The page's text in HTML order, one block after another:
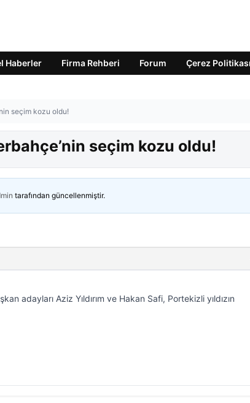
Haberler Firma Rehberi Forum Çerez Politikası
seçim kozu oldu!
seçim kozu oldu!
tarafından güncellenmiştir.
adayları Aziz Yıldırım ve Hakan Safi, Portekizli yıldızın